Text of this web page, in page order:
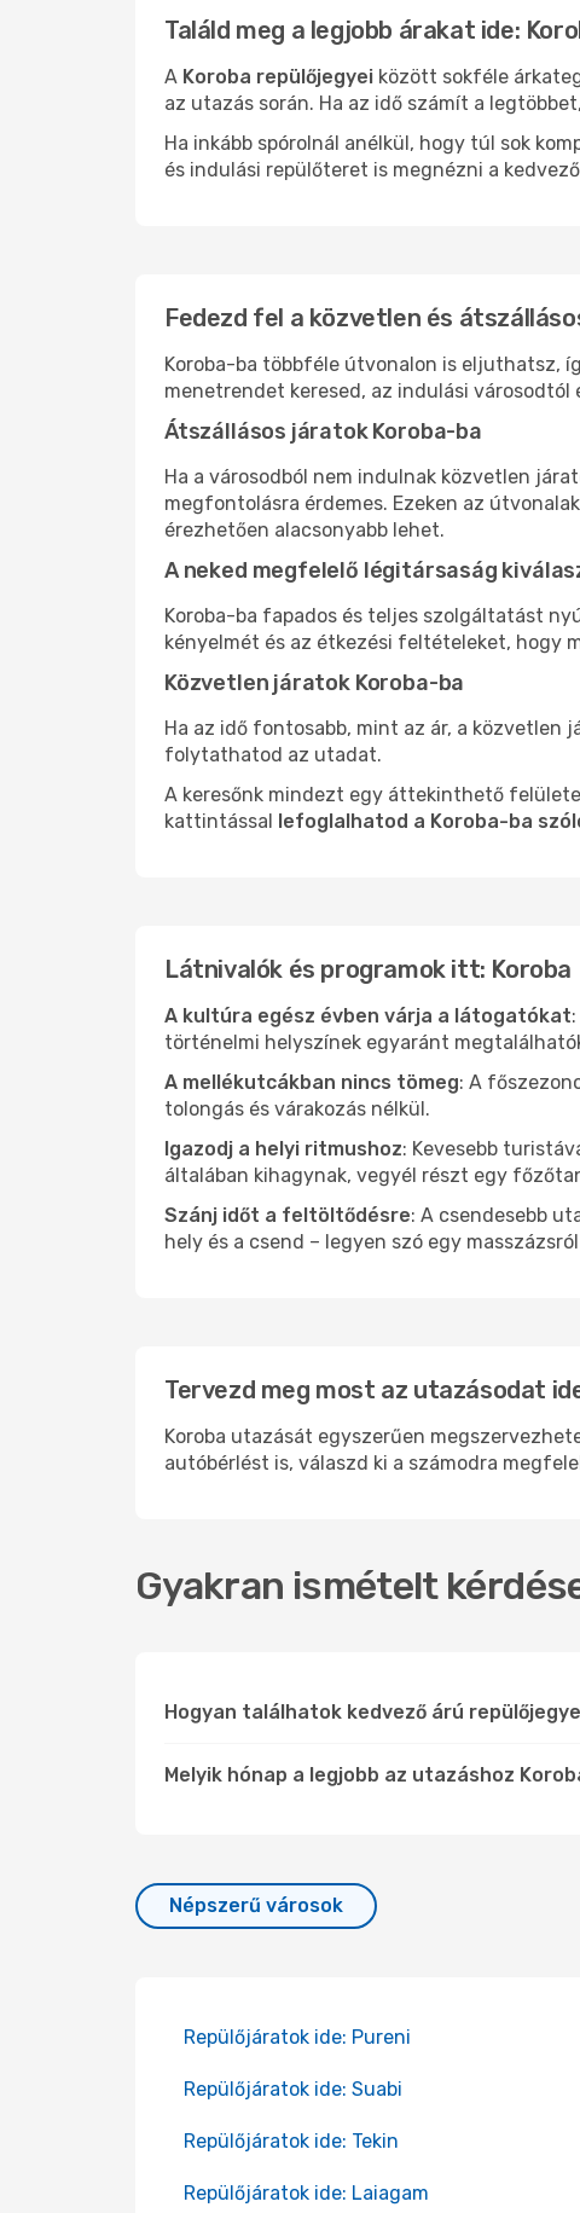
Találd meg a legjobb árakat ide:
A Koroba repülőjegyei között sokféle
az utazás során. Ha az idő számít a
Ha inkább spórolnál anélkül, hogy túl sok
és indulási repülőteret is megnézni a
Fedezd fel a közvetlen és
Koroba-ba többféle útvonalon is eljuthatsz,
menetrendet keresed, az indulási
Átszállásos járatok Koroba-ba
Ha a városodból nem indulnak közvetlen
megfontolásra érdemes. Ezeken az
érezhetően alacsonyabb lehet.
A neked megfelelő légitársaság
Koroba-ba fapados és teljes szolgáltatást
kényelmét és az étkezési feltételeket, hogy
Közvetlen járatok Koroba-ba
Ha az idő fontosabb, mint az ár, a közvetlen
folytathatod az utadat.
A keresőnk mindezt egy áttekinthető
kattintással lefoglalhatod a Koroba-ba
Látnivalók és programok itt: Koroba
A kultúra egész évben várja a látogatókat
történelmi helyszínek egyaránt
A mellékutcákban nincs tömeg: A
tolongás és várakozás nélkül.
Igazodj a helyi ritmushoz: Kevesebb
általában kihagynak, vegyél részt egy
Szánj időt a feltöltődésre: A csendesebb
hely és a csend – legyen szó egy
Tervezd meg most az utazásodat
Koroba utazását egyszerűen
autóbérlést is, válaszd ki a számodra
Gyakran ismételt
Hogyan találhatok kedvező árú
Melyik hónap a legjobb az utazáshoz
Népszerű városok
Repülőjáratok ide: Pureni
Repülőjáratok ide: Suabi
Repülőjáratok ide: Tekin
Repülőjáratok ide: Laiagam